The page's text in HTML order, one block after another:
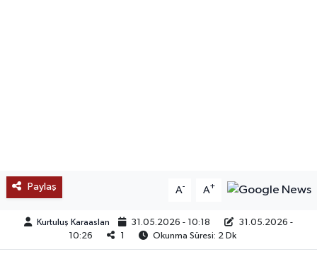
Paylaş A- A+
Kurtuluş Karaaslan 31.05.2026 - 10:18
31.05.2026 -
10:26
1 Okunma Süresi: 2 Dk
DÜNYA
TREND